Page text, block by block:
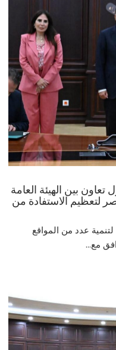
بين الهيئة العامة
لتعظيم الاستفادة من
عدد من المواقع
مع...